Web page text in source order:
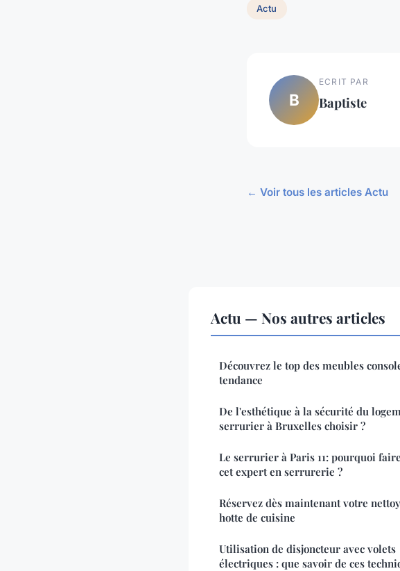
Actu
B
ECRIT PAR
Baptiste
← Voir tous les articles Actu
Actu — Nos autres articles
Découvrez le top des meubles
tendance
De l'esthétique à la sécurité du
serrurier à Bruxelles choisir ?
Le serrurier à Paris 11: pourquoi
cet expert en serrurerie ?
Réservez dès maintenant votre
hotte de cuisine
Utilisation de disjoncteur avec volets
électriques : que savoir de ces